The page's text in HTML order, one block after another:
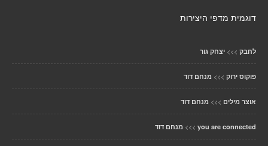
דוגמית מדפי היצירות
לחבק >>> יצחק גור
פוקוס ירוק >>> מנחם דוד
אוצר מילים >>> מנחם דוד
you are connected
>>> מנחם דוד